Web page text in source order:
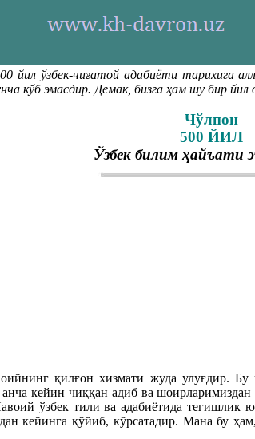
йил ўзбек-чиғатой адабиёти тарихига
кўб эмасдир. Демак, бизга ҳам шу бир
Чўлпон
500 ЙИЛ
Ўзбек билим ҳайъати
қилғон хизмати жуда улуғдир.
кейин чиққан адиб ва
ўзбек тили ва адабиётида
кейинга қўйиб, кўрсатадир. Мана бу